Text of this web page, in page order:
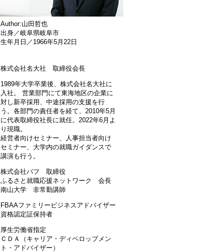
Author:山田哲也
出身／岐阜県岐阜市
生年月日／1966年5月22日
株式会社名大社 取締役会長
1989年大学卒業後、株式会社名大社に
入社。 営業部門にて東海地区の企業に
対し新卒採用、中途採用の支援を行
う。各部門の責任者を経て、2010年5月
に代表取締役社長に就任。2022年6月よ
り現職。
経営者向けセミナー、人事担当者向け
セミナー、大学内の就職ガイダンスで
講演も行う。
株式会社パフ 取締役
ふるさと就職応援ネットワーク 会長
南山大学 非常勤講師
FBAAファミリービジネスアドバイザー
資格認定証保持者
厚生労働省指定
ＣＤＡ（キャリア・ディベロップメン
ト・アドバイザー）